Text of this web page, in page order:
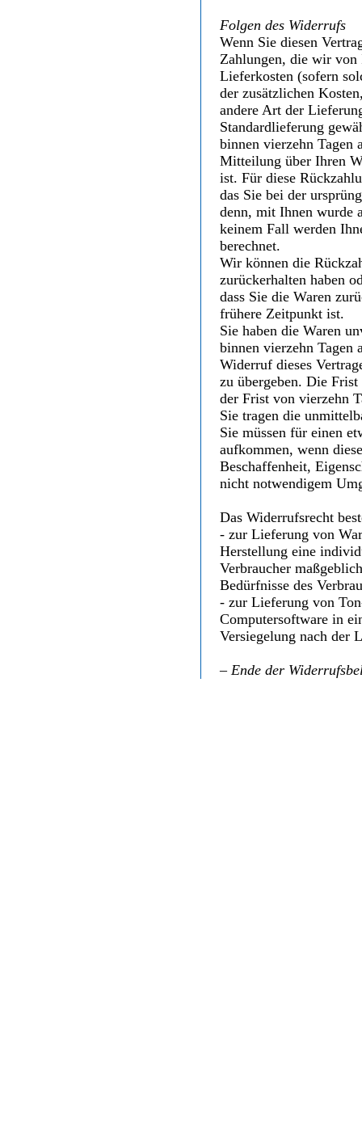
Folgen des Widerrufs
Wenn Sie diesen
Zahlungen, die wir von
Lieferkosten (sofern
der zusätzlichen
andere Art der
Standardlieferung
binnen vierzehn Tagen
Mitteilung über Ihren
ist. Für diese
das Sie bei der
denn, mit Ihnen wurde
keinem Fall werden
berechnet.
Wir können die
zurückerhalten haben
dass Sie die Waren
frühere Zeitpunkt ist.
Sie haben die Waren
binnen vierzehn Tagen
Widerruf dieses
zu übergeben. Die
der Frist von vierzehn
Sie tragen die
Sie müssen für einen
aufkommen, wenn
Beschaffenheit,
nicht notwendigem
Das Widerrufsrecht
- zur Lieferung von
Herstellung eine
Verbraucher
Bedürfnisse des
- zur Lieferung von
Computersoftware in
Versiegelung nach der
– Ende der